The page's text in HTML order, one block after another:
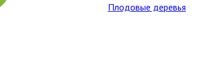
Плодовые деревья